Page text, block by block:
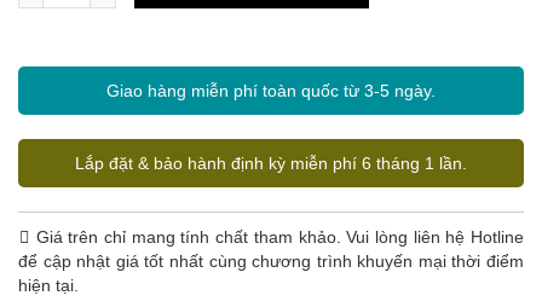
Giao hàng miễn phí toàn quốc từ 3-5 ngày.
Lắp đặt & bảo hành định kỳ miễn phí 6 tháng 1 lần.
Giá trên chỉ mang tính chất tham khảo. Vui lòng liên hệ Hotline
để cập nhật giá tốt nhất cùng chương trình khuyến mại thời điểm
hiện tại.